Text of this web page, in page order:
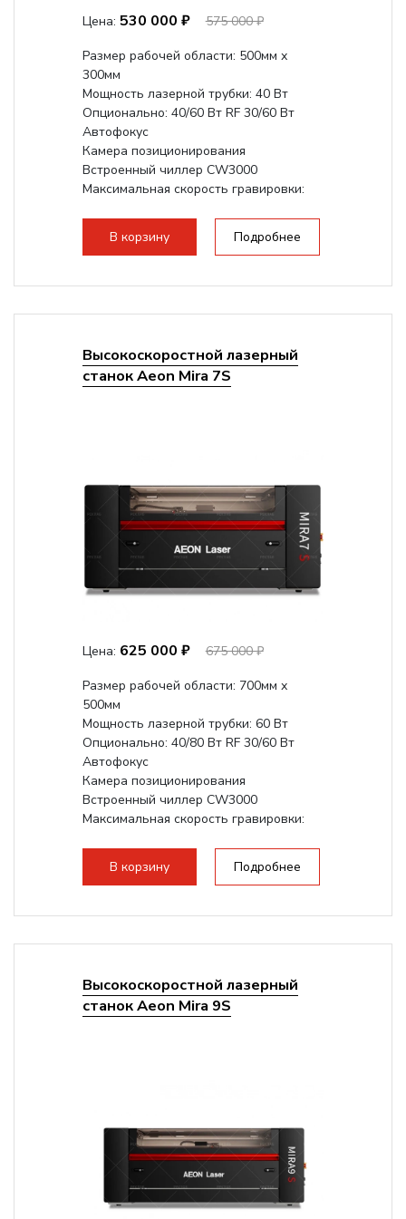
Цена: 530 000 ₽
575 000 ₽
Размер рабочей области: 500мм х
300мм
Мощность лазерной трубки: 40 Вт
Опционально: 40/60 Вт RF 30/60 Вт
Автофокус
Камера позиционирования
Встроенный чиллер CW3000
Максимальная скорость гравировки:
В корзину Подробнее
Высокоскоростной лазерный
станок Aeon Mira 7S
Цена: 625 000 ₽
675 000 ₽
Размер рабочей области: 700мм х
500мм
Мощность лазерной трубки: 60 Вт
Опционально: 40/80 Вт RF 30/60 Вт
Автофокус
Камера позиционирования
Встроенный чиллер CW3000
Максимальная скорость гравировки:
В корзину Подробнее
Высокоскоростной лазерный
станок Aeon Mira 9S